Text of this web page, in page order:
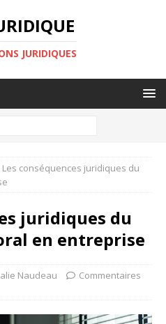
JURIDIQUES
Les conséquences juridiques du
juridiques du
en entreprise
Naudeau
Commentaires